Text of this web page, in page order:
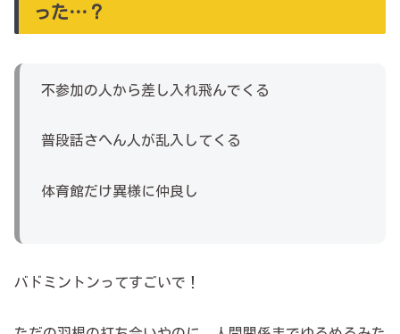
った…？
不参加の人から差し入れ飛んでくる
普段話さへん人が乱入してくる
体育館だけ異様に仲良し
バドミントンってすごいで！